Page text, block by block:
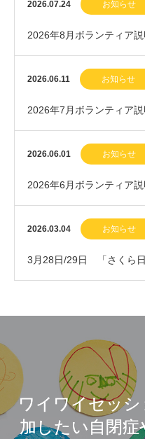
2026.07.24 お知らせ
2026年8月ボランティア
2026.06.11 お知らせ
2026年7月ボランティア
2026.06.01 お知らせ
2026年6月ボランティア
2026.03.04 お知らせ
3月28日/29日 「さくら
ワイワイセッ
加したい自閉